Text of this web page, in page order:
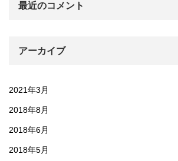
最近のコメント
アーカイブ
2021年3月
2018年8月
2018年6月
2018年5月